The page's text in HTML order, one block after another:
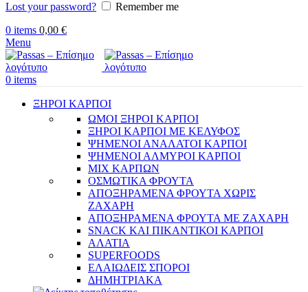
Lost your password?
Remember me
0 items 0,00 €
Menu
0 items
ΞΗΡΟΙ ΚΑΡΠΟΙ
ΩΜΟΙ ΞΗΡΟΙ ΚΑΡΠΟΙ
ΞΗΡΟΙ ΚΑΡΠΟΙ ΜΕ ΚΕΛΥΦΟΣ
ΨΗΜΕΝΟΙ ΑΝΑΛΑΤΟΙ ΚΑΡΠΟΙ
ΨΗΜΕΝΟΙ ΑΛΜΥΡΟΙ ΚΑΡΠΟΙ
MIX ΚΑΡΠΩΝ
ΟΣΜΩΤΙΚΑ ΦΡΟΥΤΑ
ΑΠΟΞΗΡΑΜΕΝΑ ΦΡΟΥΤΑ ΧΩΡΙΣ
ΖΑΧΑΡΗ
ΑΠΟΞΗΡΑΜΕΝΑ ΦΡΟΥΤΑ ΜΕ ΖΑΧΑΡΗ
SNACK ΚΑΙ ΠΙΚΑΝΤΙΚΟΙ ΚΑΡΠΟΙ
ΑΛΑΤΙΑ
SUPERFOODS
ΕΛΑΙΩΔΕΙΣ ΣΠΟΡΟΙ
ΔΗΜΗΤΡΙΑΚΑ